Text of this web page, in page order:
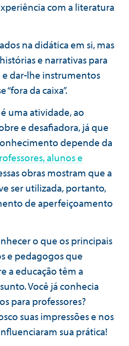
com a literatura
na didática em si, mas
e narrativas para
dar-lhe instrumentos
“fora da caixa”.
uma atividade, ao
e desafiadora, já que
depende da
alunos e
obras mostram que a
ser utilizada, portanto,
de aperfeiçoamento
o que os principais
e pedagogos que
a educação têm a
Você já conhecia
para professores?
suas impressões e nos
sua prática!